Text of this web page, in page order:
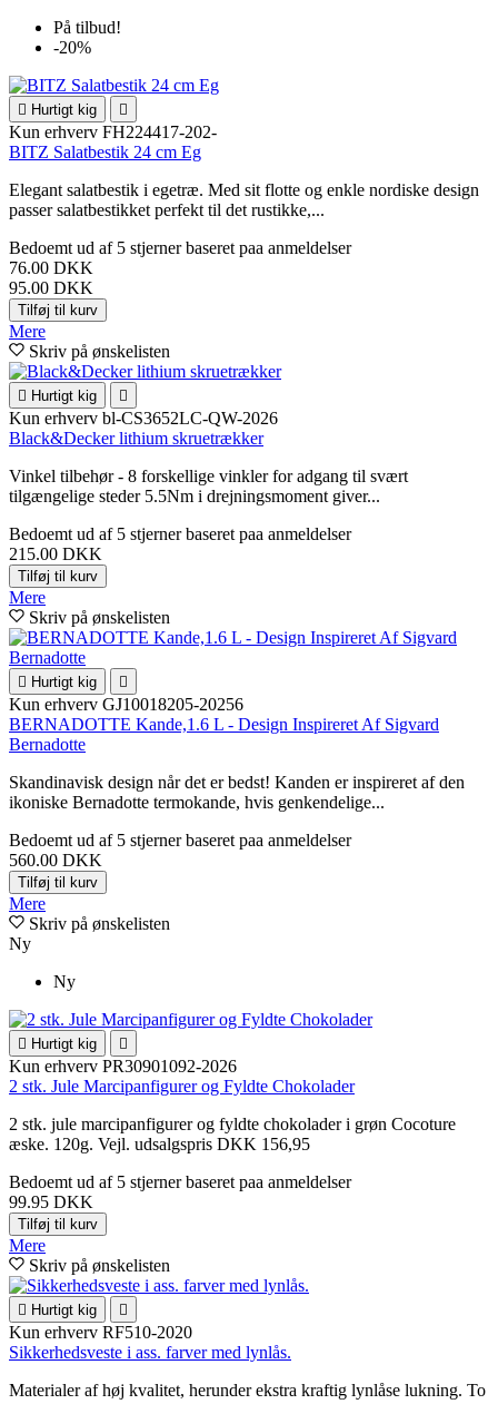
På tilbud!
-20%
 Hurtigt kig 
Kun erhverv FH224417-202-
BITZ Salatbestik 24 cm Eg
Elegant salatbestik i egetræ. Med sit flotte og enkle nordiske design
passer salatbestikket perfekt til det rustikke,...
Bedoemt ud af 5 stjerner baseret paa anmeldelser
76.00 DKK
95.00 DKK
Tilføj til kurv
Mere
Skriv på ønskelisten
 Hurtigt kig 
Kun erhverv bl-CS3652LC-QW-2026
Black&Decker lithium skruetrækker
Vinkel tilbehør - 8 forskellige vinkler for adgang til svært
tilgængelige steder 5.5Nm i drejningsmoment giver...
Bedoemt ud af 5 stjerner baseret paa anmeldelser
215.00 DKK
Tilføj til kurv
Mere
Skriv på ønskelisten
 Hurtigt kig 
Kun erhverv GJ10018205-20256
BERNADOTTE Kande,1.6 L - Design Inspireret Af Sigvard
Bernadotte
Skandinavisk design når det er bedst! Kanden er inspireret af den
ikoniske Bernadotte termokande, hvis genkendelige...
Bedoemt ud af 5 stjerner baseret paa anmeldelser
560.00 DKK
Tilføj til kurv
Mere
Skriv på ønskelisten
Ny
Ny
 Hurtigt kig 
Kun erhverv PR30901092-2026
2 stk. Jule Marcipanfigurer og Fyldte Chokolader
2 stk. jule marcipanfigurer og fyldte chokolader i grøn Cocoture
æske. 120g. Vejl. udsalgspris DKK 156,95
Bedoemt ud af 5 stjerner baseret paa anmeldelser
99.95 DKK
Tilføj til kurv
Mere
Skriv på ønskelisten
 Hurtigt kig 
Kun erhverv RF510-2020
Sikkerhedsveste i ass. farver med lynlås.
Materialer af høj kvalitet, herunder ekstra kraftig lynlåse lukning. To